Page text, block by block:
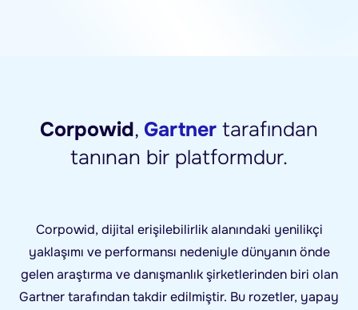
Corpowid, Gartner tarafından
tanınan bir platformdur.
Corpowid, dijital erişilebilirlik alanındaki yenilikçi
yaklaşımı ve performansı nedeniyle dünyanın önde
gelen araştırma ve danışmanlık şirketlerinden biri olan
Gartner tarafından takdir edilmiştir. Bu rozetler, yapay